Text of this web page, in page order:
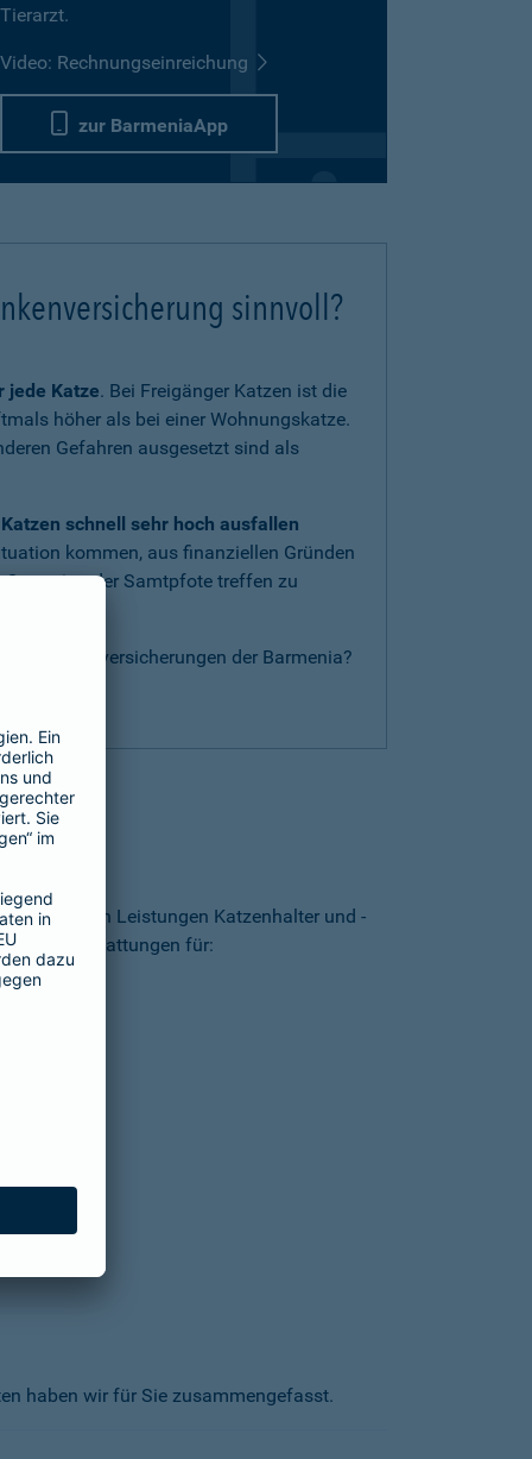
Tierarzt.
Video: Rechnungseinreichung
zur BarmeniaApp
sinnvoll?
jede Katze. Bei Freigänger Katzen ist die
höher als bei einer Wohnungskatze.
Gefahren ausgesetzt sind als
schnell sehr hoch ausfallen
kommen, aus finanziellen Gründen
der Samtpfote treffen zu
Katzenversicherungen der Barmenia?
Von welchen Leistungen Katzenhalter und -
Erstattungen für:
haben wir für Sie zusammengefasst.